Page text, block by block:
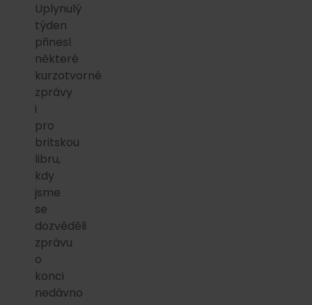
Uplynulý
týden
přinesl
některé
kurzotvorné
zprávy
i
pro
britskou
libru,
kdy
jsme
se
dozvěděli
zprávu
o
konci
nedávno